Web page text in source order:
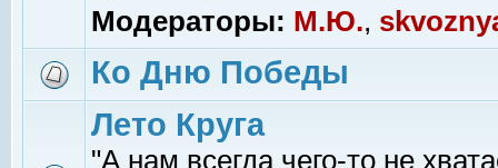
Модераторы: М.Ю.,
Ко Дню Победы
Лето Круга
"А нам всегда чего-то не